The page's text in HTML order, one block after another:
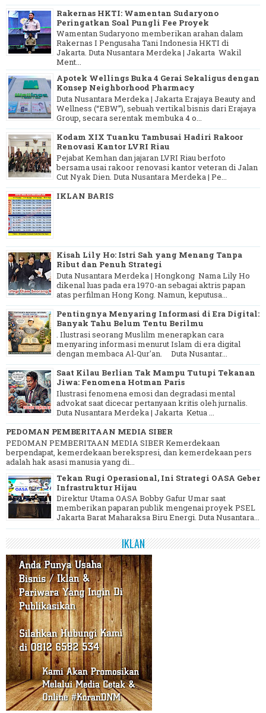
Rakernas HKTI: Wamentan Sudaryono
Peringatkan Soal Pungli Fee Proyek
Wamentan Sudaryono memberikan arahan dalam
Rakernas I Pengusaha Tani Indonesia HKTI di
Jakarta. Duta Nusantara Merdeka | Jakarta Wakil
Ment...
Apotek Wellings Buka 4 Gerai Sekaligus dengan
Konsep Neighborhood Pharmacy
Duta Nusantara Merdeka | Jakarta Erajaya Beauty and
Wellness (“EBW”), sebuah vertikal bisnis dari Erajaya
Group, secara serentak membuka 4 o...
Kodam XIX Tuanku Tambusai Hadiri Rakoor
Renovasi Kantor LVRI Riau
Pejabat Kemhan dan jajaran LVRI Riau berfoto
bersama usai rakoor renovasi kantor veteran di Jalan
Cut Nyak Dien. Duta Nusantara Merdeka | Pe...
IKLAN BARIS
Kisah Lily Ho: Istri Sah yang Menang Tanpa
Ribut dan Penuh Strategi
Duta Nusantara Merdeka | Hongkong Nama Lily Ho
dikenal luas pada era 1970-an sebagai aktris papan
atas perfilman Hong Kong. Namun, keputusa...
Pentingnya Menyaring Informasi di Era Digital:
Banyak Tahu Belum Tentu Berilmu
. Ilustrasi seorang Muslilm menerapkan cara
menyaring informasi menurut Islam di era digital
dengan membaca Al-Qur'an. Duta Nusantar...
Saat Kilau Berlian Tak Mampu Tutupi Tekanan
Jiwa: Fenomena Hotman Paris
Ilustrasi fenomena emosi dan degradasi mental
advokat saat dicecar pertanyaan kritis oleh jurnalis.
Duta Nusantara Merdeka | Jakarta Ketua ...
PEDOMAN PEMBERITAAN MEDIA SIBER
PEDOMAN PEMBERITAAN MEDIA SIBER Kemerdekaan
berpendapat, kemerdekaan berekspresi, dan kemerdekaan pers
adalah hak asasi manusia yang di...
Tekan Rugi Operasional, Ini Strategi OASA Geber
Infrastruktur Hijau
Direktur Utama OASA Bobby Gafur Umar saat
memberikan paparan publik mengenai proyek PSEL
Jakarta Barat Maharaksa Biru Energi. Duta Nusantara...
IKLAN